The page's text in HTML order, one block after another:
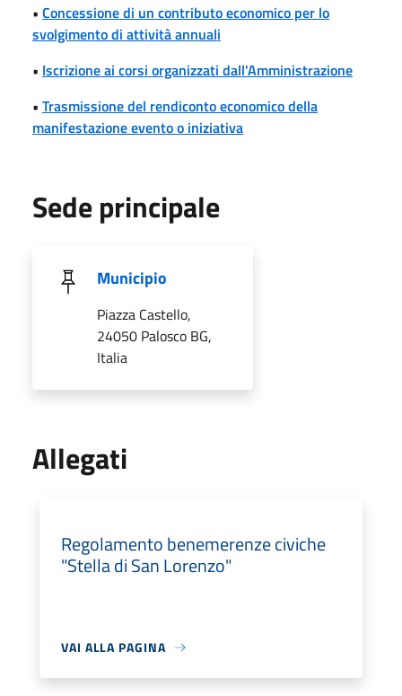
• Concessione di un contributo economico per lo
svolgimento di attività annuali
• Iscrizione ai corsi organizzati dall'Amministrazione
• Trasmissione del rendiconto economico della
manifestazione evento o iniziativa
Sede principale
Municipio
Piazza Castello,
24050 Palosco BG,
Italia
Allegati
Regolamento benemerenze civiche
"Stella di San Lorenzo"
VAI ALLA PAGINA